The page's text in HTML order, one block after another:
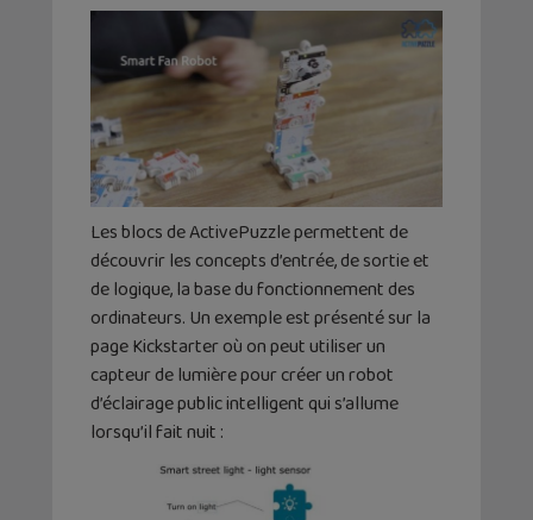
Les blocs de ActivePuzzle permettent de
découvrir les concepts d’entrée, de sortie et
de logique, la base du fonctionnement des
ordinateurs. Un exemple est présenté sur la
page Kickstarter où on peut utiliser un
capteur de lumière pour créer un robot
d’éclairage public intelligent qui s’allume
lorsqu’il fait nuit :